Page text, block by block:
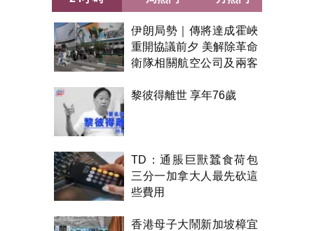
伊朗局勢｜傳將達成霍峽
重開協議前夕 美解除革命
衛隊相關航空公司及兩客
黎彼得離世 享年76歲
TD：通脹巨獸蠶食荷包
三分一加拿大人最先砍這
些費用
香港母子大鬧新加坡樟宜